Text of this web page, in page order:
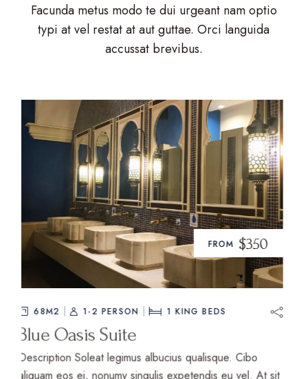
Facunda metus modo te dui urgeant nam optio
typi at vel restat at aut guttae. Orci languida
accussat brevibus.
FROM $220
68M2 1-2 PERSON 2 KING BEDS
Desert Twin Room
Description Soleat legimus albucius qualisque. Cibo
aliquam eos ei, nonumy singulis expetendis eu vel. At sit